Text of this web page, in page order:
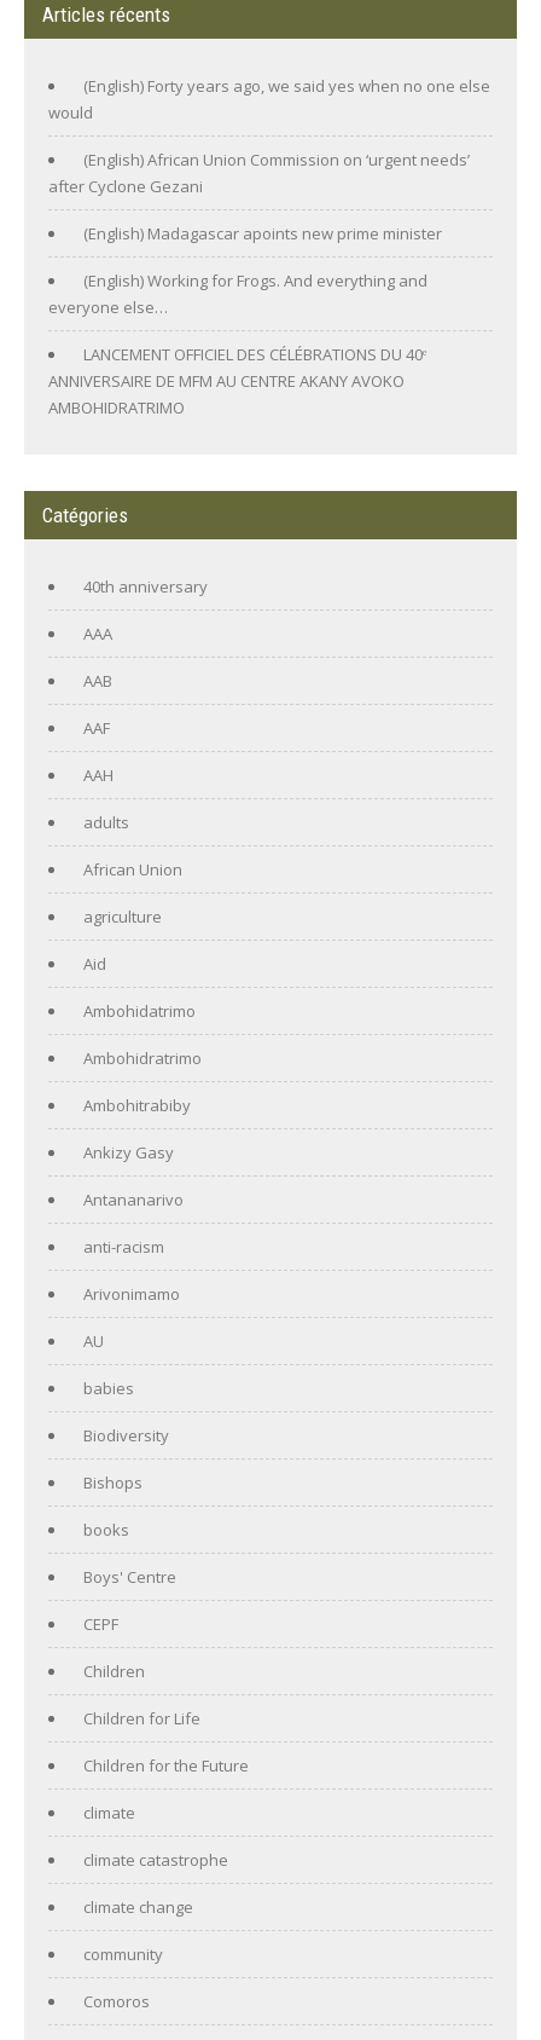
Articles récents
(English) Forty years ago, we said yes when no one else
would
(English) African Union Commission on ‘urgent needs’
after Cyclone Gezani
(English) Madagascar apoints new prime minister
(English) Working for Frogs. And everything and
everyone else…
LANCEMENT OFFICIEL DES CÉLÉBRATIONS DU 40ᵉ
ANNIVERSAIRE DE MFM AU CENTRE AKANY AVOKO
AMBOHIDRATRIMO
Catégories
40th anniversary
AAA
AAB
AAF
AAH
adults
African Union
agriculture
Aid
Ambohidatrimo
Ambohidratrimo
Ambohitrabiby
Ankizy Gasy
Antananarivo
anti-racism
Arivonimamo
AU
babies
Biodiversity
Bishops
books
Boys' Centre
CEPF
Children
Children for Life
Children for the Future
climate
climate catastrophe
climate change
community
Comoros